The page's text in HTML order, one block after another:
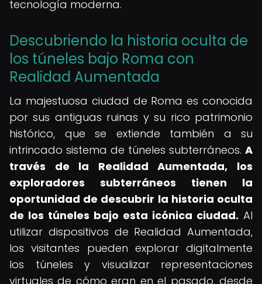
tecnología moderna.
Descubriendo la historia oculta de
los túneles bajo Roma con
Realidad Aumentada
La majestuosa ciudad de Roma es conocida
por sus antiguas ruinas y su rico patrimonio
histórico, que se extiende también a su
intrincado sistema de túneles subterráneos. A
través de la Realidad Aumentada, los
exploradores subterráneos tienen la
oportunidad de descubrir la historia oculta
de los túneles bajo esta icónica ciudad. Al
utilizar dispositivos de Realidad Aumentada,
los visitantes pueden explorar digitalmente
los túneles y visualizar representaciones
virtuales de cómo eran en el pasado, desde